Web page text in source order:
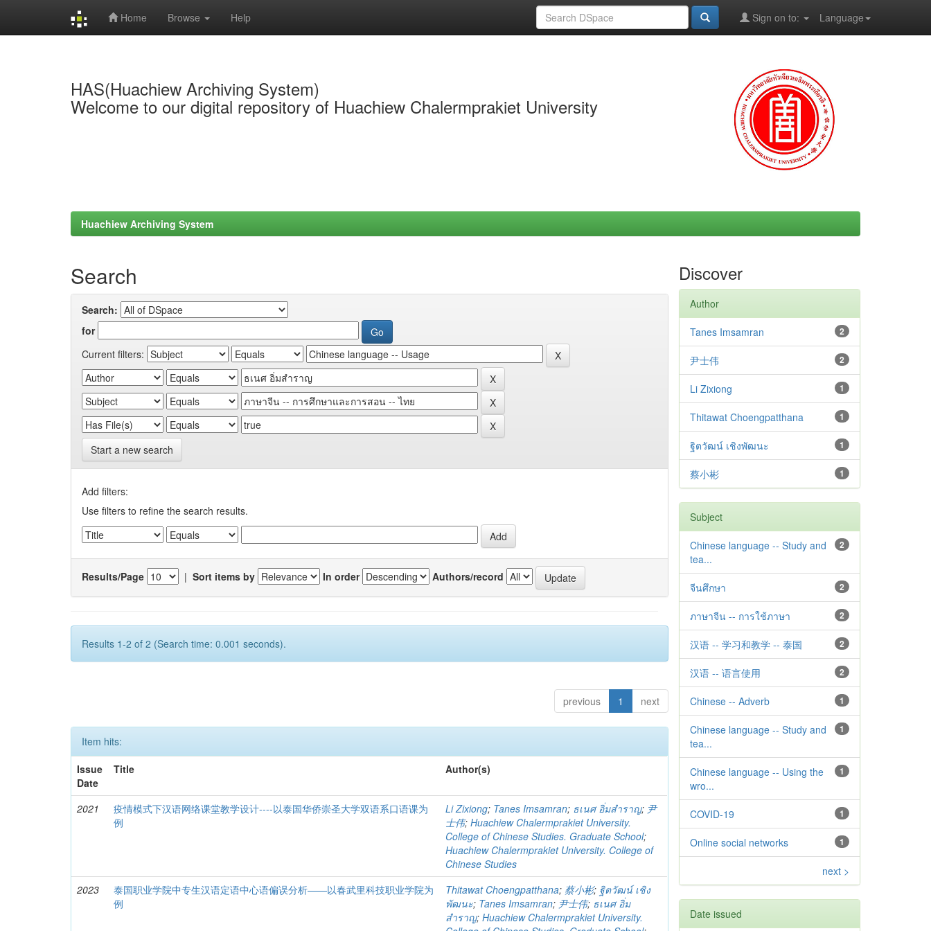
Home Browse Help Language
Sign on to:
HAS(Huachiew Archiving System)
Welcome to our digital repository of Huachiew Chalermprakiet University
Huachiew Archiving System
Search
Search:
for
Current filters:
Start a new search
Add filters:
Use filters to refine the search results.
Results/Page | Sort items by In order Authors/record
Results 1-2 of 2 (Search time: 0.001 seconds).
previous 1 next
Item hits:
Issue
Date
Title Author(s)
2021
疫情模式下汉语网络课堂教学设计----以泰国华侨崇圣大学双语系口语课为
例
Li Zixiong; Tanes Imsamran; ธเนศ อิ่มสำราญ; 尹
士伟;Huachiew Chalermprakiet University.
College of Chinese Studies. Graduate School;
Huachiew Chalermprakiet University. College of
Chinese Studies
2023
泰国职业学院中专生汉语定语中心语偏误分析——以春武里科技职业学院为
例
Thitawat Choengpatthana; 蔡小彬; ฐิตวัฒน์ เชิง
พัฒนะ; Tanes Imsamran; 尹士伟; ธเนศ อิ่ม
สำราญ;Huachiew Chalermprakiet University.
Discover
Author
2
Tanes Imsamran
2
尹士伟
1
Li Zixiong
1
Thitawat Choengpatthana
1
ฐิตวัฒน์ เชิงพัฒนะ
1
蔡小彬
Subject
2
Chinese language -- Study and
tea...
2
จีนศึกษา
2
ภาษาจีน -- การใช้ภาษา
2
汉语 -- 学习和教学 -- 泰国
2
汉语 -- 语言使用
1
Chinese -- Adverb
1
Chinese language -- Study and
tea...
1
Chinese language -- Using the
wro...
1
COVID-19
1
Online social networks
next >
Date issued